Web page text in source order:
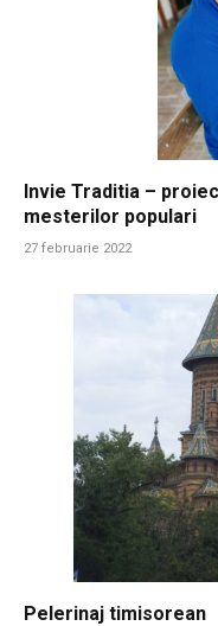
Invie Traditia –
mesterilor populari
27 februarie 2022
Pelerinaj timisorean